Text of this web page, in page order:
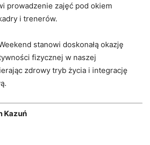
prowadzenie zajęć pod okiem
i trenerów.
stanowi doskonałą okazję
fizycznej w naszej
zdrowy tryb życia i integrację
Kazuń